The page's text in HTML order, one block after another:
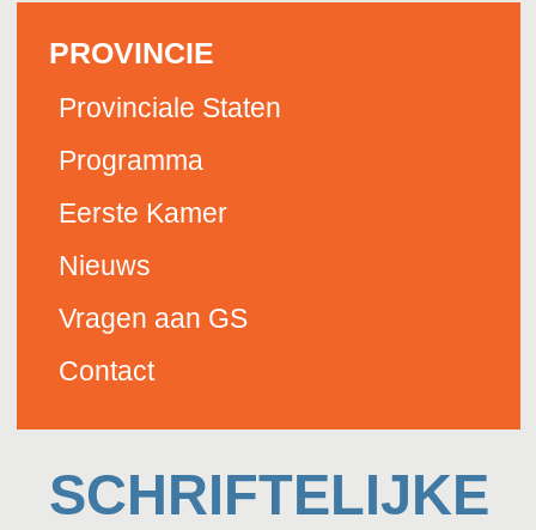
PROVINCIE
Provinciale Staten
Programma
Eerste Kamer
Nieuws
Vragen aan GS
Contact
SCHRIFTELIJKE